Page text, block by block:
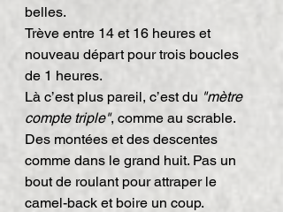
belles.
Trève entre 14 et 16 heures et
nouveau départ pour trois boucles
de 1 heures.
Là c’est plus pareil, c’est du "mètre
compte triple", comme au scrable.
Des montées et des descentes
comme dans le grand huit. Pas un
bout de roulant pour attraper le
camel-back et boire un coup.